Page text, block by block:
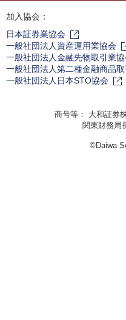
加入協会：
日本証券業協会
一般社団法人資産運用業協会
一般社団法人金融先物取引業
一般社団法人第二種金融商品
一般社団法人日本STO協会
商号等： 大和証券
関東財務局
©Daiwa